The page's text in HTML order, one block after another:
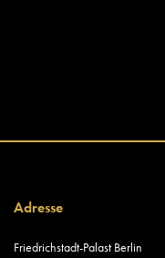
Adresse
Friedrichstadt-Palast Berlin